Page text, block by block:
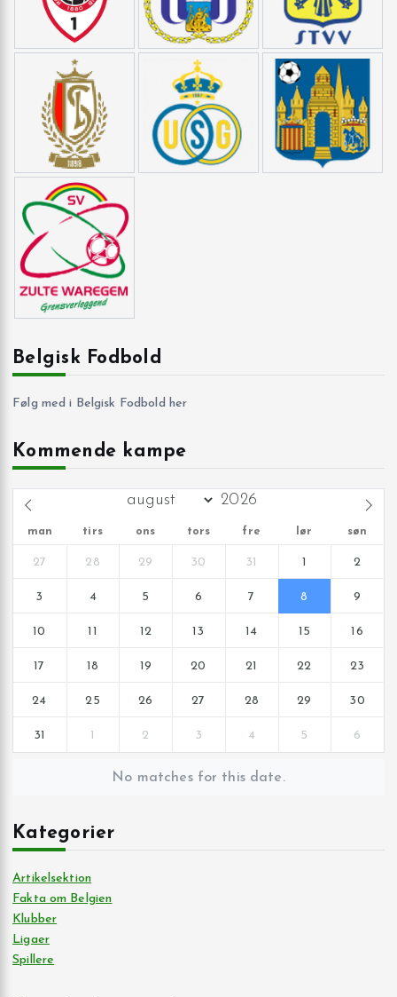
Belgisk Fodbold
Følg med i Belgisk Fodbold her
Kommende kampe
man tirs ons tors fre lør søn
27 28 29 30 31 1 2
3 4 5 6 7 8 9
10 11 12 13 14 15 16
17 18 19 20 21 22 23
24 25 26 27 28 29 30
31 1 2 3 4 5 6
No matches for this date.
Kategorier
Artikelsektion
Fakta om Belgien
Klubber
Ligaer
Spillere